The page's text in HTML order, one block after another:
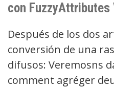
con FuzzyAttributes
Después de los dos
conversión de una
difusos: Veremosns
comment agréger